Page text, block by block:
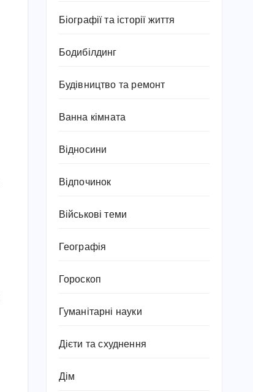
Біографії та історії життя
Бодибілдинг
Будівництво та ремонт
Ванна кімната
Відносини
Відпочинок
Військові теми
Географія
Гороскоп
Гуманітарні науки
Дієти та схуднення
Дім